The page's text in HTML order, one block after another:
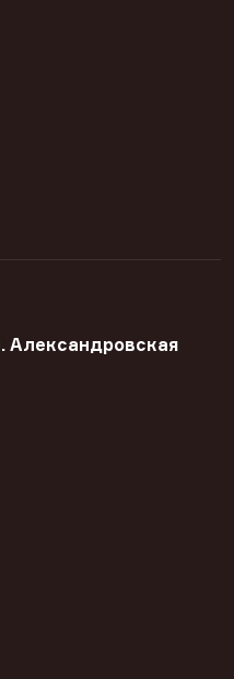
Александровская